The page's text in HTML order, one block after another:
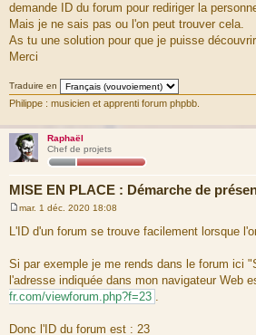
demande ID du forum pour rediriger la
Mais je ne sais pas ou l'on peut trouver cela.
As tu une solution pour que je puisse
Merci
Traduire en
Philippe : musicien et apprenti forum phpbb.
Raphaël
Chef de projets
MISE EN PLACE : Démarche de
e
s
g
e
mar. 1 déc. 2020 18:08
L'ID d'un forum se trouve facilement lorsque
Si par exemple je me rends dans le forum ici
l'adresse indiquée dans mon navigateur Web
fr.com/viewforum.php?f=23
Donc l'ID du forum est : 23